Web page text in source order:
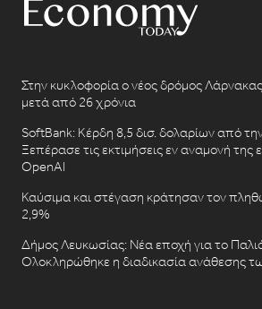
Στην κυκλοφορία ο νέος δρόμος
μετά από 26 χρόνια
SoftBank: Κέρδη 8,5 δισ. δολαρίων από
Ξεπέρασε τις εκτιμήσεις εν αναμονή της
OpenAI
Καύσιμα και στέγαση κράτησαν τον
2,9%
Δήμος Λευκωσίας: Νέα εποχή για το
Ολοκληρώθηκε η διαδικασία ανάθεσης